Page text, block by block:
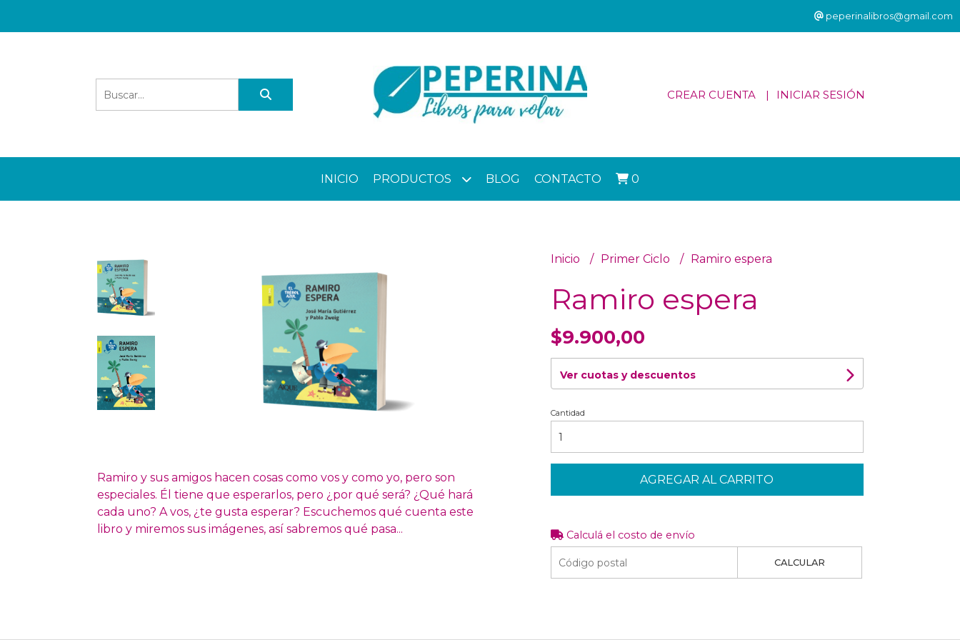
peperinalibros@gmail.com
CREAR CUENTA INICIAR SESIÓN
INICIO PRODUCTOS BLOG CONTACTO 0
Ramiro y sus amigos hacen cosas como vos y como yo, pero son
especiales. Él tiene que esperarlos, pero ¿por qué será? ¿Qué hará
cada uno? A vos, ¿te gusta esperar? Escuchemos qué cuenta este
libro y miremos sus imágenes, así sabremos qué pasa...
Inicio Primer Ciclo Ramiro espera
Ramiro espera
$9.900,00
Ver cuotas y descuentos
Cantidad
AGREGAR AL CARRITO
Calculá el costo de envío
CALCULAR